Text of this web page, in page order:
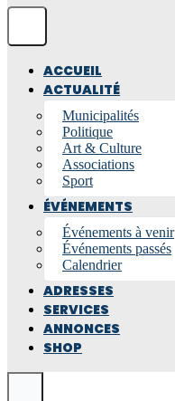
ACCUEIL
ACTUALITÉ
Municipalités
Politique
Art & Culture
Associations
Sport
ÉVÉNEMENTS
Événements à venir
Événements passés
Calendrier
ADRESSES
SERVICES
ANNONCES
SHOP